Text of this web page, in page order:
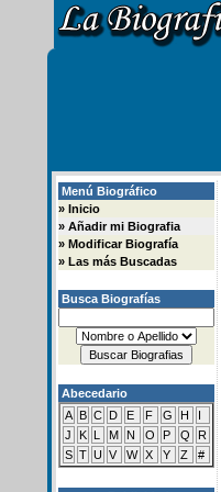
Menú Biográfico
» Inicio
» Añadir mi Biografia
» Modificar Biografía
» Las más Buscadas
Busca Biografías
Abecedario
A B C D E F G H
I
J
K L M N O P Q
R
S T U V W X Y Z #